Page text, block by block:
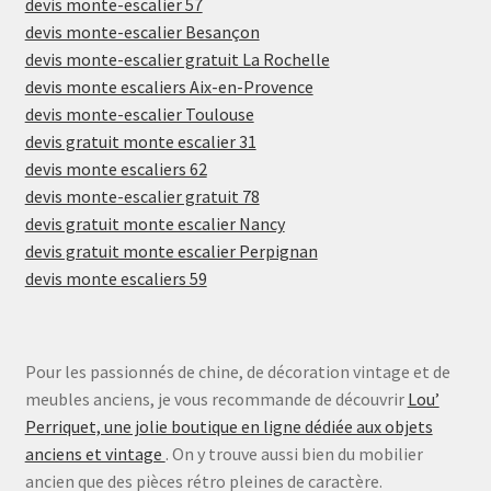
devis monte-escalier 57
devis monte-escalier Besançon
devis monte-escalier gratuit La Rochelle
devis monte escaliers Aix-en-Provence
devis monte-escalier Toulouse
devis gratuit monte escalier 31
devis monte escaliers 62
devis monte-escalier gratuit 78
devis gratuit monte escalier Nancy
devis gratuit monte escalier Perpignan
devis monte escaliers 59
Pour les passionnés de chine, de décoration vintage et de
meubles anciens, je vous recommande de découvrir Lou’
Perriquet, une jolie boutique en ligne dédiée aux objets
anciens et vintage . On y trouve aussi bien du mobilier
ancien que des pièces rétro pleines de caractère.